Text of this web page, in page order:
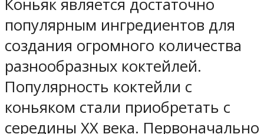
Коньяк является достаточно
популярным ингредиентов для
создания огромного количества
разнообразных коктейлей.
Популярность коктейли с
коньяком стали приобретать с
середины XX века. Первоначально